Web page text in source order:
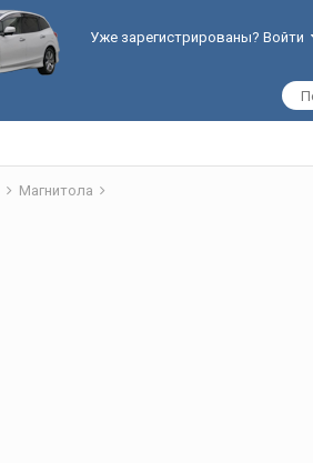
Уже зарегистрированы? Войти
Магнитола